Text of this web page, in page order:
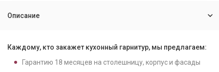
Описание
Каждому, кто закажет кухонный гарнитур, мы предлагаем:
Гарантию 18 месяцев на столешницу, корпус и фасады